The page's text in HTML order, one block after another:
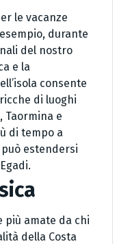
le vacanze
durante
del nostro
e la
consente
di luoghi
Taormina e
di tempo a
estendersi
più amate da chi
della Costa